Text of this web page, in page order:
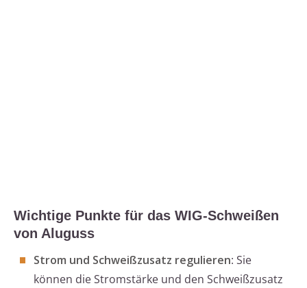
Wichtige Punkte für das WIG-Schweißen
von Aluguss
Strom und Schweißzusatz regulieren: Sie
können die Stromstärke und den Schweißzusatz